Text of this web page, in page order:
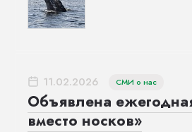
11.02.2026 СМИ о нас
Объявлена
вместо носков»